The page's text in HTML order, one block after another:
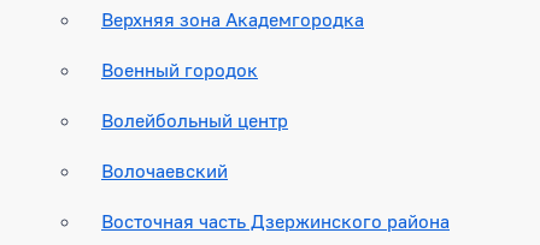
Верхняя зона Академгородка
Военный городок
Волейбольный центр
Волочаевский
Восточная часть Дзержинского района